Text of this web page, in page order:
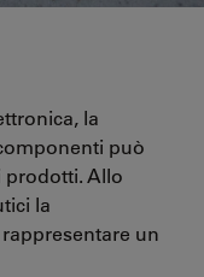
la
può
prodotti. Allo
la
un